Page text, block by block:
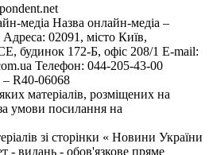
медіа Назва онлайн-медіа –
02091, місто Київ,
172-Б, офіс 208/1 E-mail:
Телефон: 044-205-43-00
– R40-06068
матеріалів, розміщених на
умови посилання на
зі сторінки « Новини України
- видань - обов'язкове пряме